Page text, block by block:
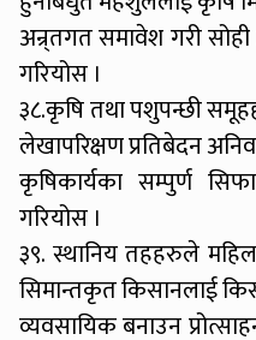
अन्र्तगत समावेश गरी
गरियोस ।
३८.कृषि तथा पशुपन्छी
लेखापरिक्षण प्रतिबेदन
कृषिकार्यका सम्पुर्ण
गरियोस ।
३९. स्थानिय तहहरुले
सिमान्तकृत किसानलाई
व्यवसायिक बनाउन